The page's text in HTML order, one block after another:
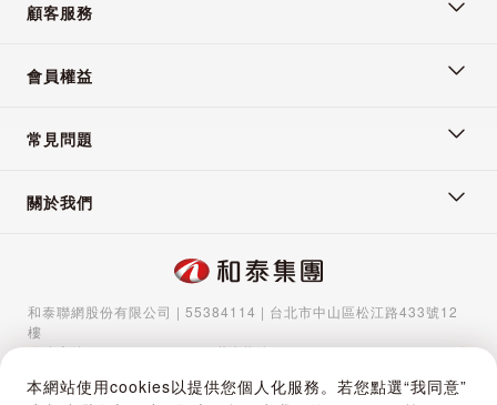
本網站使用cookies以提供您個人化服務。若您點選“我同意”
2024/6/27 下午 07:41:50
顧客服務
會員權益
常見問題
關於我們
和泰聯網股份有限公司 | 55384114 | 台北市中山區松江路433號12
樓
服務專線：02-5570-1788| 聯絡信箱：gocs@hotaigo.com.tw| 服
Copyright © 2024 Hotai Connected Co.,Ltd | Powered by Hotai